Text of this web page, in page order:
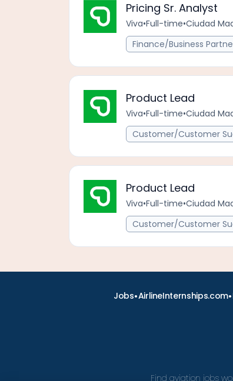
Pricing Sr. Analyst
Viva•Full-time•Ciudad
Finance/Business
Product Lead
Viva•Full-time•Ciudad
Customer/Customer
Product Lead
Viva•Full-time•Ciudad
Customer/Customer
Jobs•AirlineInternships.com•
Find aviation jobs